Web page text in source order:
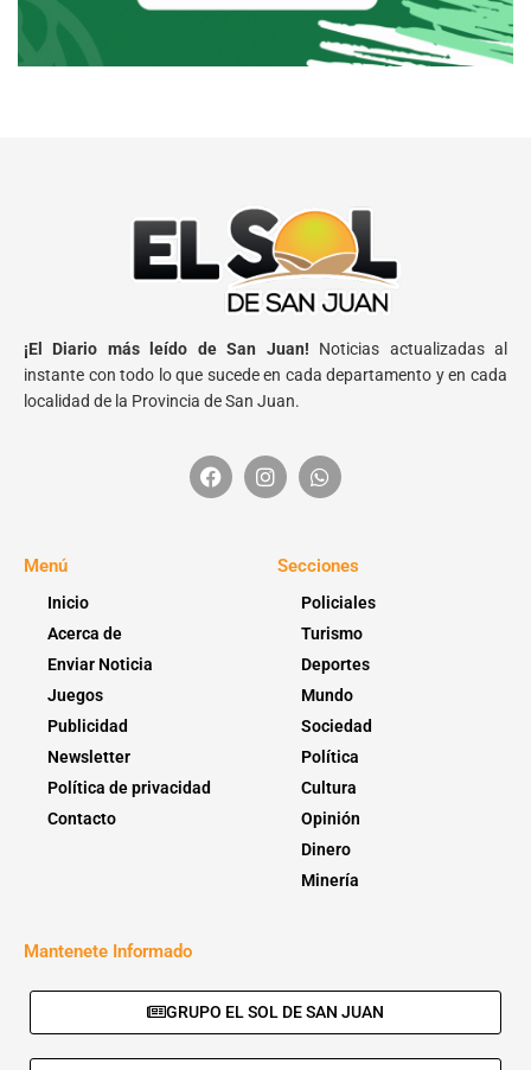
¡El Diario más leído de San Juan! Noticias actualizadas al
instante con todo lo que sucede en cada departamento y en cada
localidad de la Provincia de San Juan.
Menú
Inicio
Acerca de
Enviar Noticia
Juegos
Publicidad
Newsletter
Política de privacidad
Contacto
Secciones
Policiales
Turismo
Deportes
Mundo
Sociedad
Política
Cultura
Opinión
Dinero
Minería
Mantenete Informado
GRUPO EL SOL DE SAN JUAN